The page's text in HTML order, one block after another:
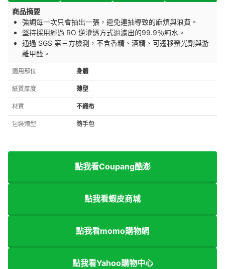
商品摘要
強調每一次只會抽出一張，避免連抽導致的麻煩與浪費。
堅持採用經過 RO 逆滲透方式過濾出的99.9％純水。
通過 SGS 第三方檢測，不含香精、酒精、可遷移螢光劑與游
離甲醛。
適用部位 身體
紙質厚度 薄型
材質 不織布
包裝類型 隨手包
點我看Coupang酷澎
點我看蝦皮商城
點我看momo購物網
點我看Yahoo購物中心